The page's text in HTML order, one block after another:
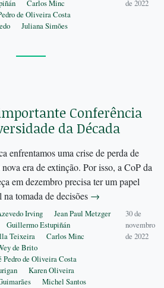
Carlos Minc
de Oliveira Costa
Juliana Simões
de 2022
Conferência
da Década
enfrentamos uma crise de perda de
era de extinção. Por isso, a CoP da
em dezembro precisa ter um papel
tomada de decisões →
Irving
Jean Paul Metzger
Guillermo Estupiñán
Teixeira
Carlos Minc
de Brito
Pedro de Oliveira Costa
Karen Oliveira
Michel Santos
30 de
novembro
de 2022